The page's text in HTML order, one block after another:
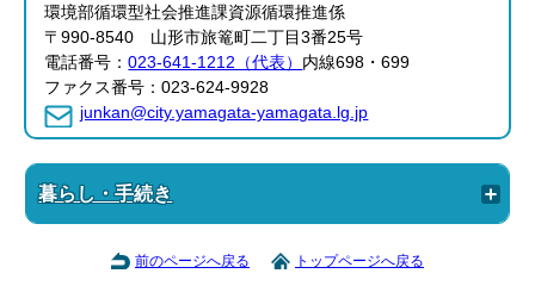
環境部循環型社会推進課資源循環推進係
〒990-8540 山形市旅篭町二丁目3番25号
電話番号：023-641-1212（代表） 内線698・699
ファクス番号：023-624-9928
junkan@city.yamagata-yamagata.lg.jp
暮らし・手続き
前のページへ戻る トップページへ戻る